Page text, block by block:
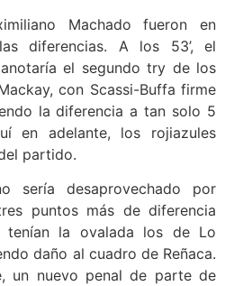
Machado fueron en
diferencias. A los 53’, el
el segundo try de los
con Scassi-Buffa firme
la diferencia a tan solo 5
en adelante, los rojiazules
partido.
sería desaprovechado por
puntos más de diferencia
tenían la ovalada los de Lo
daño al cuadro de Reñaca.
un nuevo penal de parte de